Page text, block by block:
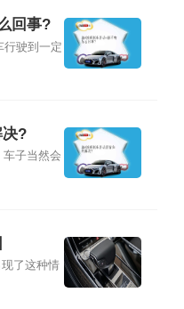
回事?
行驶到一定
?
子当然会
了这种情